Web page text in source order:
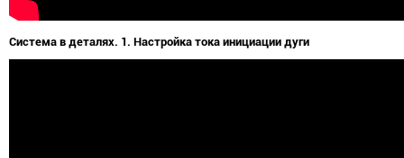
Система в деталях. 1. Настройка тока инициации дуги